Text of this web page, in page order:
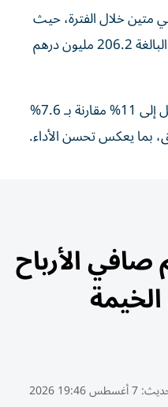
متين خلال الفترة، حيث
أسهمت الأرصدة النقدية والبنكية البالغة 206.2 مليون درهم
واتسع هامش الربح الإجمالي ليصل إلى 11% مقارنة بـ 7.6%
بما يعكس تحسن الأداء.
صافي الأرباح
7 أغسطس 19:46 2026